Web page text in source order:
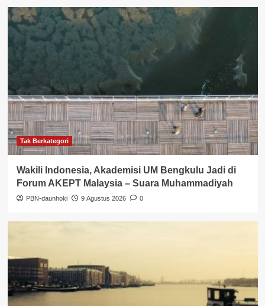
Tak Berkategori
Wakili Indonesia, Akademisi UM Bengkulu Jadi di
Forum AKEPT Malaysia – Suara Muhammadiyah
PBN-daunhoki 9 Agustus 2026 0